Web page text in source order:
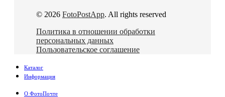
© 2026 FotoPostApp. All rights reserved
Политика в отношении обработки
персональных данных
Пользовательское соглашение
Каталог
Информация
О ФотоПочте